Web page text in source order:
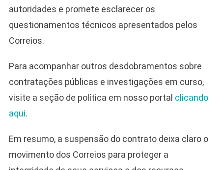
autoridades e promete esclarecer os
questionamentos técnicos apresentados pelos
Correios.
Para acompanhar outros desdobramentos sobre
contratações públicas e investigações em curso,
visite a seção de política em nosso portal clicando
aqui.
Em resumo, a suspensão do contrato deixa claro o
movimento dos Correios para proteger a